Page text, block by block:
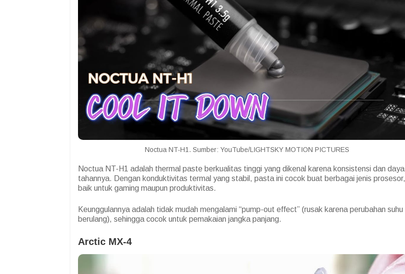
Noctua NT-H1. Sumber: YouTube/LIGHTSKY MOTION PICTURES
Noctua NT-H1 adalah thermal paste berkualitas tinggi yang dikenal karena konsistensi dan daya
tahannya. Dengan konduktivitas termal yang stabil, pasta ini cocok buat berbagai jenis prosesor,
baik untuk gaming maupun produktivitas.
Keunggulannya adalah tidak mudah mengalami “pump-out effect” (rusak karena perubahan suhu
berulang), sehingga cocok untuk pemakaian jangka panjang.
Arctic MX-4